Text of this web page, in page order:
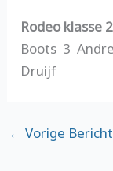
Rodeo klasse
Boots 3
Druijf
← Vorige Bericht